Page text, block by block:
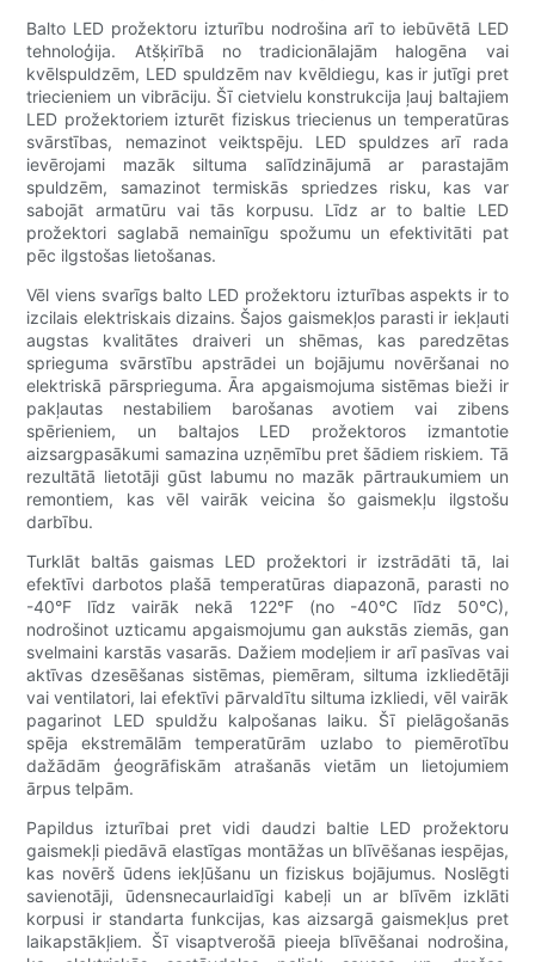
Balto LED prožektoru izturību nodrošina arī to iebūvētā LED
tehnoloģija. Atšķirībā no tradicionālajām halogēna vai
kvēlspuldzēm, LED spuldzēm nav kvēldiegu, kas ir jutīgi pret
triecieniem un vibrāciju. Šī cietvielu konstrukcija ļauj baltajiem
LED prožektoriem izturēt fiziskus triecienus un temperatūras
svārstības, nemazinot veiktspēju. LED spuldzes arī rada
ievērojami mazāk siltuma salīdzinājumā ar parastajām
spuldzēm, samazinot termiskās spriedzes risku, kas var
sabojāt armatūru vai tās korpusu. Līdz ar to baltie LED
prožektori saglabā nemainīgu spožumu un efektivitāti pat
pēc ilgstošas ​​lietošanas.
Vēl viens svarīgs balto LED prožektoru izturības aspekts ir to
izcilais elektriskais dizains. Šajos gaismekļos parasti ir iekļauti
augstas kvalitātes draiveri un shēmas, kas paredzētas
sprieguma svārstību apstrādei un bojājumu novēršanai no
elektriskā pārsprieguma. Āra apgaismojuma sistēmas bieži ir
pakļautas nestabiliem barošanas avotiem vai zibens
spērieniem, un baltajos LED prožektoros izmantotie
aizsargpasākumi samazina uzņēmību pret šādiem riskiem. Tā
rezultātā lietotāji gūst labumu no mazāk pārtraukumiem un
remontiem, kas vēl vairāk veicina šo gaismekļu ilgstošu
darbību.
Turklāt baltās gaismas LED prožektori ir izstrādāti tā, lai
efektīvi darbotos plašā temperatūras diapazonā, parasti no
-40°F līdz vairāk nekā 122°F (no -40°C līdz 50°C),
nodrošinot uzticamu apgaismojumu gan aukstās ziemās, gan
svelmaini karstās vasarās. Dažiem modeļiem ir arī pasīvas vai
aktīvas dzesēšanas sistēmas, piemēram, siltuma izkliedētāji
vai ventilatori, lai efektīvi pārvaldītu siltuma izkliedi, vēl vairāk
pagarinot LED spuldžu kalpošanas laiku. Šī pielāgošanās
spēja ekstremālām temperatūrām uzlabo to piemērotību
dažādām ģeogrāfiskām atrašanās vietām un lietojumiem
ārpus telpām.
Papildus izturībai pret vidi daudzi baltie LED prožektoru
gaismekļi piedāvā elastīgas montāžas un blīvēšanas iespējas,
kas novērš ūdens iekļūšanu un fiziskus bojājumus. Noslēgti
savienotāji, ūdensnecaurlaidīgi kabeļi un ar blīvēm izklāti
korpusi ir standarta funkcijas, kas aizsargā gaismekļus pret
laikapstākļiem. Šī visaptverošā pieeja blīvēšanai nodrošina,